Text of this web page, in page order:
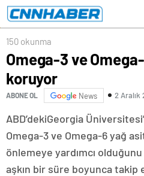
150 okunma
Omega-3 ve
koruyor
ABONE OL News 2 Aralık
ABD’dekiGeorgia
Omega-3 ve Omega-6 yağ
önlemeye yardımcı olduğunu
aşkın bir süre boyunca takip